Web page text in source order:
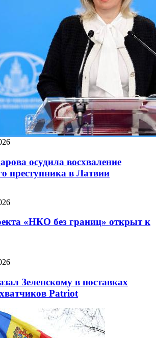
осудила восхваление
преступника в Латвии
«НКО без границ» открыт к
Зеленскому в поставках
Patriot